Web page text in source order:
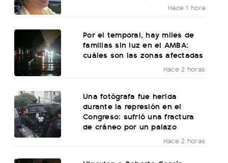
Hace 1 hora
Por el temporal, hay miles de
familias sin luz en el AMBA:
cuáles son las zonas afectadas
Hace 2 horas
Una fotógrafa fue herida
durante la represión en el
Congreso: sufrió una fractura
de cráneo por un palazo
Hace 2 horas